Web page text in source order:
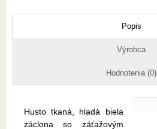
Popis
Výrobca
Hodnotenia (0)
Husto tkaná, hladá biela
záclona so záťažovým